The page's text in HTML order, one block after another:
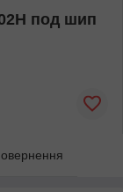
под шип